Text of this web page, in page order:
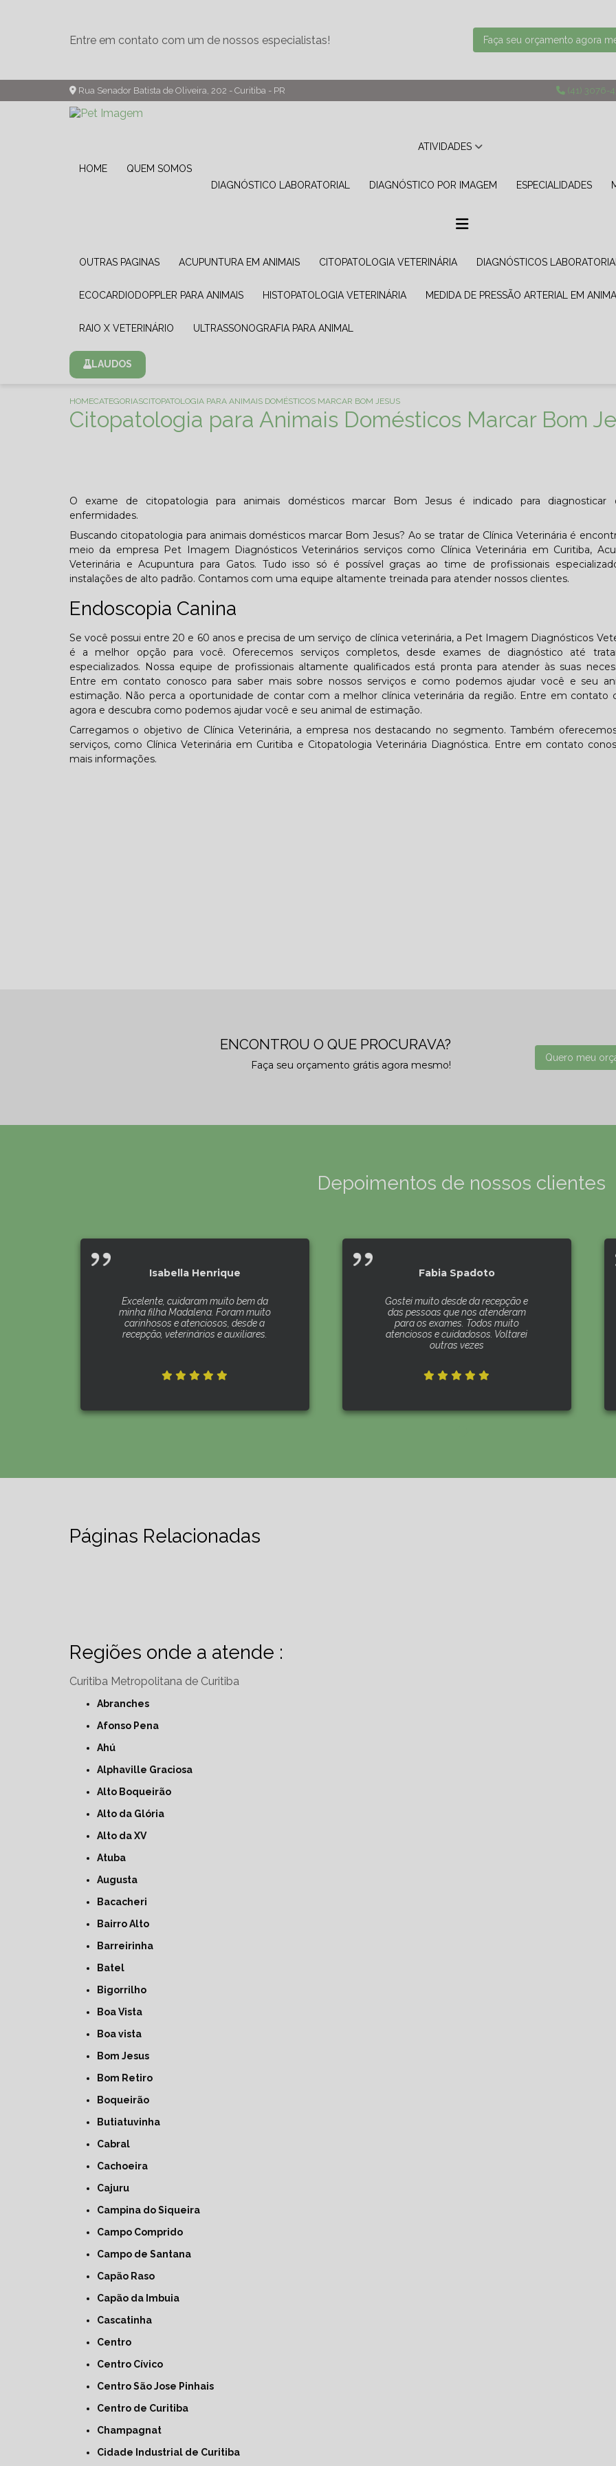
Entre em contato com um de nossos especialistas! Faça seu orçamento agora
Rua Senador Batista de Oliveira, 202 - Curitiba - PR (41) 3076-
HOME QUEM SOMOS
ATIVIDADES
DIAGNÓSTICO LABORATORIAL DIAGNÓSTICO POR IMAGEM ESPECIALIDADES
OUTRAS PAGINAS ACUPUNTURA EM ANIMAIS CITOPATOLOGIA VETERINÁRIA DIAGNÓSTICOS
ECOCARDIODOPPLER PARA ANIMAIS HISTOPATOLOGIA VETERINÁRIA MEDIDA DE PRESSÃO ARTERIAL EM
RAIO X VETERINÁRIO ULTRASSONOGRAFIA PARA ANIMAL
LAUDOS
HOMECATEGORIASCITOPATOLOGIA PARA ANIMAIS DOMÉSTICOS MARCAR BOM JESUS
Citopatologia para Animais Domésticos Marcar Bom
O exame de citopatologia para animais domésticos marcar Bom Jesus é indicado para diagnosticar
enfermidades.
Buscando citopatologia para animais domésticos marcar Bom Jesus? Ao se tratar de Clínica Veterinária é
meio da empresa Pet Imagem Diagnósticos Veterinários serviços como Clínica Veterinária em Curitiba,
Veterinária e Acupuntura para Gatos. Tudo isso só é possível graças ao time de profissionais
instalações de alto padrão. Contamos com uma equipe altamente treinada para atender nossos clientes.
Endoscopia Canina
Se você possui entre 20 e 60 anos e precisa de um serviço de clínica veterinária, a Pet Imagem Diagnósticos
é a melhor opção para você. Oferecemos serviços completos, desde exames de diagnóstico até
especializados. Nossa equipe de profissionais altamente qualificados está pronta para atender às suas
Entre em contato conosco para saber mais sobre nossos serviços e como podemos ajudar você e seu
estimação. Não perca a oportunidade de contar com a melhor clínica veterinária da região. Entre em contato
agora e descubra como podemos ajudar você e seu animal de estimação.
Carregamos o objetivo de Clínica Veterinária, a empresa nos destacando no segmento. Também
serviços, como Clínica Veterinária em Curitiba e Citopatologia Veterinária Diagnóstica. Entre em contato
mais informações.
ENCONTROU O QUE PROCURAVA?
Faça seu orçamento grátis agora mesmo!
Quero meu
Depoimentos de nossos clientes
Isabella Henrique
Excelente, cuidaram muito bem da
minha filha Madalena. Foram muito
carinhosos e atenciosos, desde a
recepção, veterinários e auxiliares.
Fabia Spadoto
Gostei muito desde da recepção e
das pessoas que nos atenderam
para os exames. Todos muito
atenciosos e cuidadosos. Voltarei
outras vezes
Páginas Relacionadas
Regiões onde a atende :
Curitiba Metropolitana de Curitiba
Abranches
Afonso Pena
Ahú
Alphaville Graciosa
Alto Boqueirão
Alto da Glória
Alto da XV
Atuba
Augusta
Bacacheri
Bairro Alto
Barreirinha
Batel
Bigorrilho
Boa Vista
Boa vista
Bom Jesus
Bom Retiro
Boqueirão
Butiatuvinha
Cabral
Cachoeira
Cajuru
Campina do Siqueira
Campo Comprido
Campo de Santana
Capão Raso
Capão da Imbuia
Cascatinha
Centro
Centro Cívico
Centro São Jose Pinhais
Centro de Curitiba
Champagnat
Cidade Industrial de Curitiba